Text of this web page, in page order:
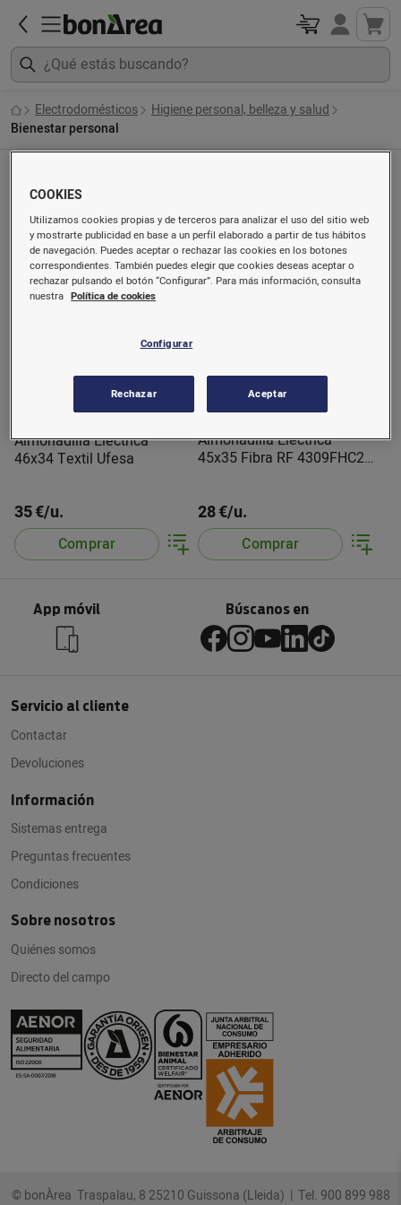
Electrodomésticos
Higiene personal, belleza y salud
Bienestar personal
Ordenado por
Almohadilla Electrica
46x34 Textil Ufesa
35 €/u.
Comprar
Almohadilla Eléctrica
45x35 Fibra RF 4309FHC2
28 €/u.
Comprar
App móvil Búscanos en
Servicio al cliente
Contactar
Devoluciones
Información
Sistemas entrega
Preguntas frecuentes
Condiciones
Sobre nosotros
Quiénes somos
Directo del campo
© bonÀrea Traspalau, 8 25210 Guissona (Lleida) | Tel. 900 899 988
COOKIES
Utilizamos cookies propias y de terceros para analizar el uso del sitio web
y mostrarte publicidad en base a un perfil elaborado a partir de tus hábitos
de navegación. Puedes aceptar o rechazar las cookies en los botones
correspondientes. También puedes elegir que cookies deseas aceptar o
rechazar pulsando el botón “Configurar”. Para más información, consulta
nuestra Política de cookies
Configurar
Rechazar Aceptar